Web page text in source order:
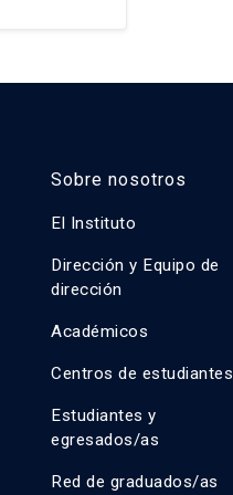
Sobre nosotros
El Instituto
Dirección y Equipo de
dirección
Académicos
Centros de estudiantes
Estudiantes y
egresados/as
Red de graduados/as